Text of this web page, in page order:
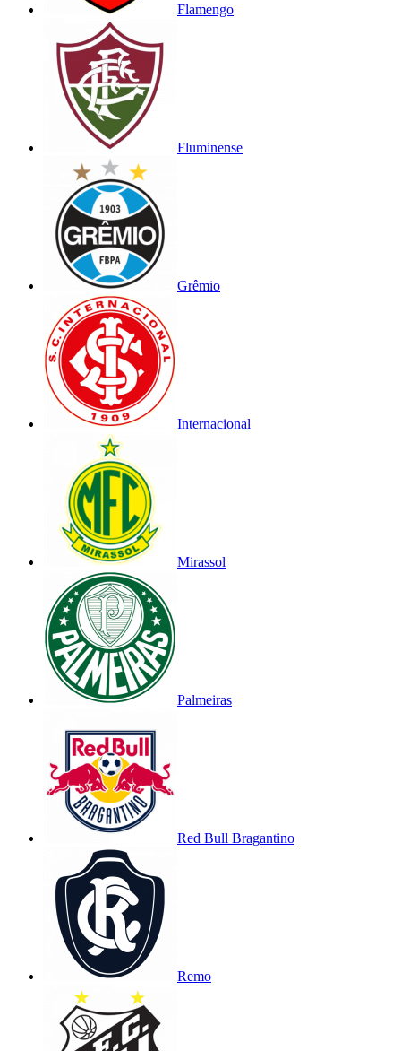
Flamengo
Fluminense
Grêmio
Internacional
Mirassol
Palmeiras
Red Bull Bragantino
Remo